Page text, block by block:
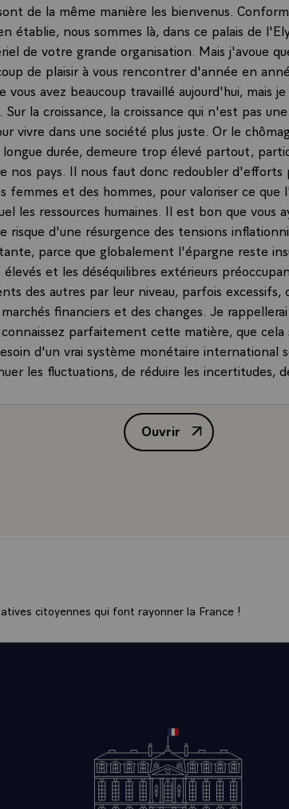
de la même manière les bienvenus.
établie, nous sommes là, dans ce palais de
de votre grande organisation. Mais j'avoue
de plaisir à vous rencontrer d'année en
vous avez beaucoup travaillé aujourd'hui, mais
la croissance, la croissance qui n'est pas
vivre dans une société plus juste. Or le
longue durée, demeure trop élevé partout,
nos pays. Il nous faut donc redoubler d'efforts
femmes et des hommes, pour valoriser ce
les ressources humaines. Il est bon que vous
risque d'une résurgence des tensions
parce que globalement l'épargne reste
et les déséquilibres extérieurs
des autres par leur niveau, parfois
financiers et des changes. Je
parfaitement cette matière, que cela
d'un vrai système monétaire international
les fluctuations, de réduire les incertitudes,
encore un beau chemin à faire.\
année, l'achèvement du nouveau cycle de
il y a quatre ans en Uruguay, permettra, je
ce qu'ils ont d'excessif. Cette réduction ne
progressive, si elle concerne tous les
- ce qui est normal - que vous avez beaucoup
survenus dans ces pays nous rassurent - si
cas - sur la valeur de la démocratie.
Ouvrir
Allocution de M.
citoyennes qui font rayonner la France !